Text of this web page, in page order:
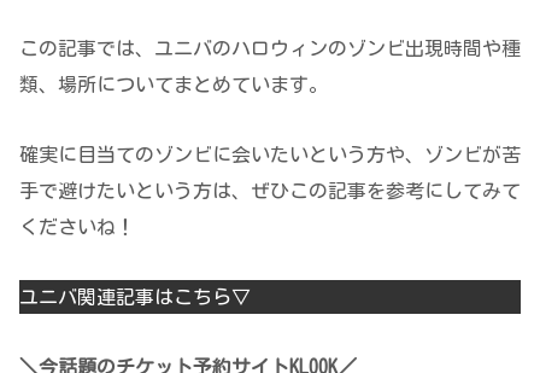
この記事では、ユニバのハロウィンのゾンビ出現時間や種
類、場所についてまとめています。
確実に目当てのゾンビに会いたいという方や、ゾンビが苦
手で避けたいという方は、ぜひこの記事を参考にしてみて
くださいね！
ユニバ関連記事はこちら▽
＼今話題のチケット予約サイトKLOOK／